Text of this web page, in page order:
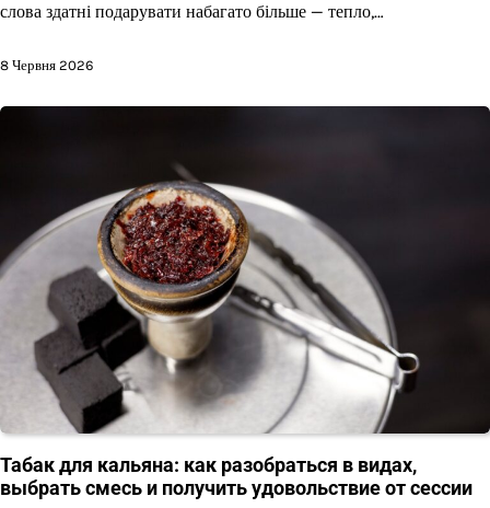
слова здатні подарувати набагато більше — тепло,…
8 Червня 2026
Табак для кальяна: как разобраться в видах,
выбрать смесь и получить удовольствие от сессии